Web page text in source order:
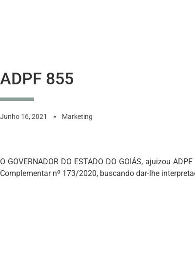
ADPF 855
Junho 16, 2021 Marketing
O GOVERNADOR DO ESTADO DO GOIÁS, ajuizou
Complementar nº 173/2020, buscando dar-lhe